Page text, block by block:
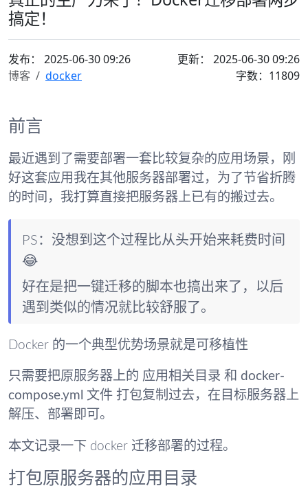
搞定！
发布： 2025-06-30 09:26
更新： 2025-06-30 09:26
博客
docker 字数：11809
前言
最近遇到了需要部署一套比较复杂的应用场景，刚
好这套应用我在其他服务器部署过，为了节省折腾
的时间，我打算直接把服务器上已有的搬过去。
PS：没想到这个过程比从头开始来耗费时间
😂
好在是把一键迁移的脚本也搞出来了，以后
遇到类似的情况就比较舒服了。
Docker 的一个典型优势场景就是 可移植性
只需要把原服务器上的 应用相关目录 和 docker-
compose.yml 文件 打包复制过去，在目标服务器上
解压、部署即可。
本文记录一下 docker 迁移部署的过程。
打包原服务器的应用目录